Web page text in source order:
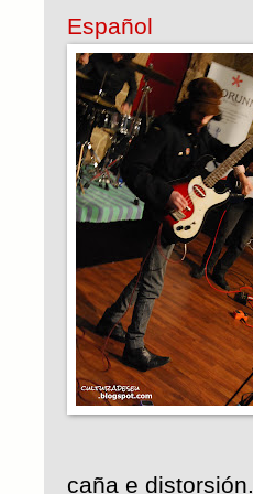
Español
caña e distorsión.